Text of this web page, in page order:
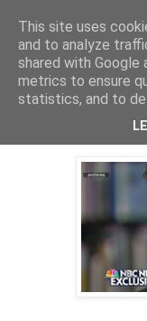
Хәбәрҙәр
вторник, 8 июля 2014 г.
Сноуден
This site uses
and to analyze
shared with Google
metrics to ensure
statistics, and to